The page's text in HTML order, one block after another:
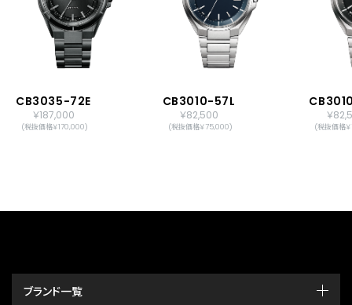
CB3035-72E
￥187,000
(税抜価格￥170,000)
CB3010-57L
￥82,500
(税抜価格￥75,000)
￥
(税抜価格
ブランド一覧